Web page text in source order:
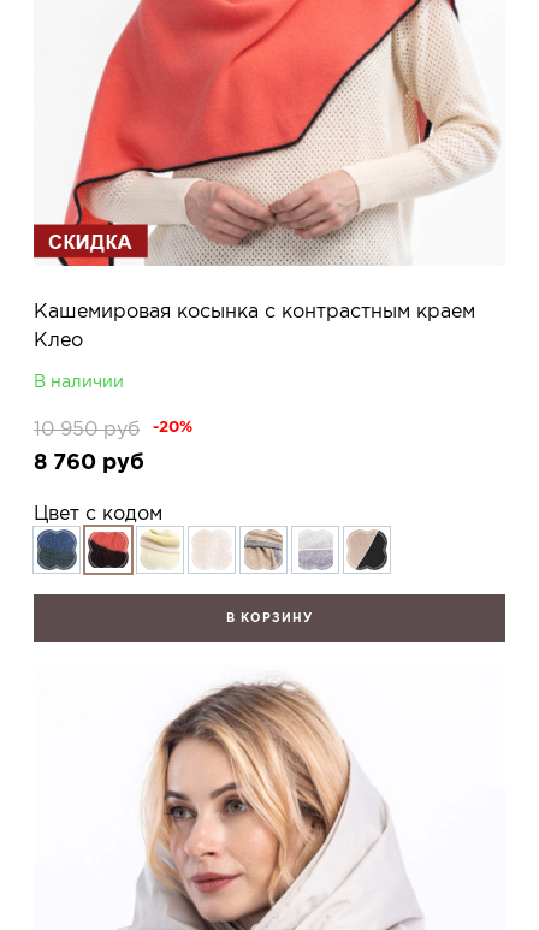
Кашемировая косынка с контрастным краем
Клео
В наличии
10 950 руб -20%
8 760 руб
Цвет с кодом
В КОРЗИНУ